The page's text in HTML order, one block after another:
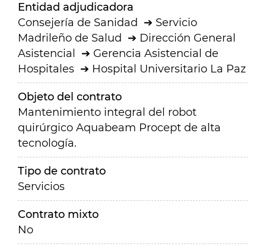
Entidad adjudicadora
Consejería de Sanidad
Servicio
Madrileño de Salud
Dirección General
Asistencial
Gerencia Asistencial de
Hospitales
Hospital Universitario La Paz
Objeto del contrato
Mantenimiento integral del robot
quirúrgico Aquabeam Procept de alta
tecnología.
Tipo de contrato
Servicios
Contrato mixto
No